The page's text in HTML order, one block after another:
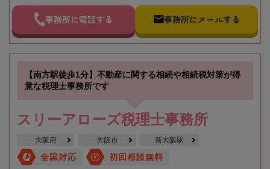
事務所に電話する 事務所にメールする
【南方駅徒歩1分】不動産に関する相続や相続税対策が得
意な税理士事務所です
スリーアローズ税理士事務所
大阪府 大阪市 新大阪駅
全国対応 初回相談無料